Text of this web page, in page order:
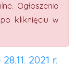
Ogłoszenia
kliknięciu w
2021 r.